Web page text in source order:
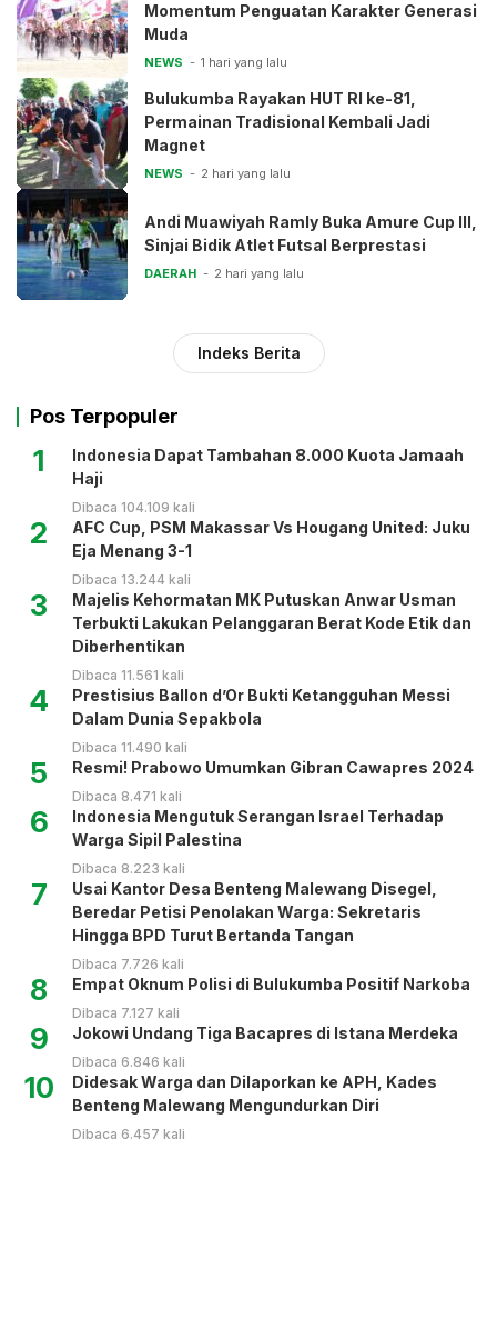
Momentum Penguatan Karakter Generasi
Muda
NEWS 1 hari yang lalu
Bulukumba Rayakan HUT RI ke-81,
Permainan Tradisional Kembali Jadi
Magnet
NEWS 2 hari yang lalu
Andi Muawiyah Ramly Buka Amure Cup III,
Sinjai Bidik Atlet Futsal Berprestasi
DAERAH 2 hari yang lalu
Indeks Berita
Pos Terpopuler
1
Indonesia Dapat Tambahan 8.000 Kuota Jamaah
Haji
Dibaca 104.109 kali
2
AFC Cup, PSM Makassar Vs Hougang United: Juku
Eja Menang 3-1
Dibaca 13.244 kali
3
Majelis Kehormatan MK Putuskan Anwar Usman
Terbukti Lakukan Pelanggaran Berat Kode Etik dan
Diberhentikan
Dibaca 11.561 kali
4
Prestisius Ballon d’Or Bukti Ketangguhan Messi
Dalam Dunia Sepakbola
Dibaca 11.490 kali
5 Resmi! Prabowo Umumkan Gibran Cawapres 2024
Dibaca 8.471 kali
6
Indonesia Mengutuk Serangan Israel Terhadap
Warga Sipil Palestina
Dibaca 8.223 kali
7
Usai Kantor Desa Benteng Malewang Disegel,
Beredar Petisi Penolakan Warga: Sekretaris
Hingga BPD Turut Bertanda Tangan
Dibaca 7.726 kali
8 Empat Oknum Polisi di Bulukumba Positif Narkoba
Dibaca 7.127 kali
9 Jokowi Undang Tiga Bacapres di Istana Merdeka
Dibaca 6.846 kali
10
Didesak Warga dan Dilaporkan ke APH, Kades
Benteng Malewang Mengundurkan Diri
Dibaca 6.457 kali